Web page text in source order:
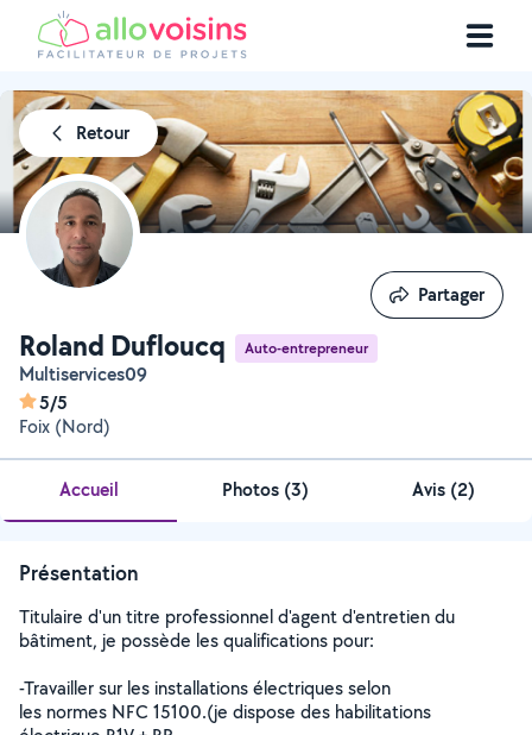
Retour
Roland Dufloucq Auto-entrepreneur
Multiservices09
5/5
Foix (Nord)
Partager
Partager
Accueil Photos (3) Avis (2)
Présentation
Titulaire d'un titre professionnel d'agent d'entretien du
bâtiment, je possède les qualifications pour:
-Travailler sur les installations électriques selon
les normes NFC 15100.(je dispose des habilitations